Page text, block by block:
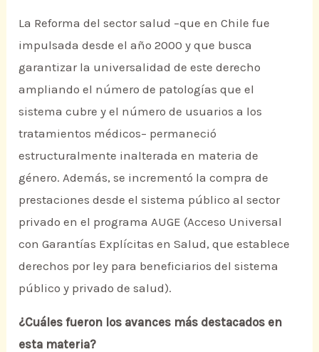
La Reforma del sector salud –que en Chile fue
impulsada desde el año 2000 y que busca
garantizar la universalidad de este derecho
ampliando el número de patologías que el
sistema cubre y el número de usuarios a los
tratamientos médicos– permaneció
estructuralmente inalterada en materia de
género. Además, se incrementó la compra de
prestaciones desde el sistema público al sector
privado en el programa AUGE (Acceso Universal
con Garantías Explícitas en Salud, que establece
derechos por ley para beneficiarios del sistema
público y privado de salud).
¿Cuáles fueron los avances más destacados en
esta materia?